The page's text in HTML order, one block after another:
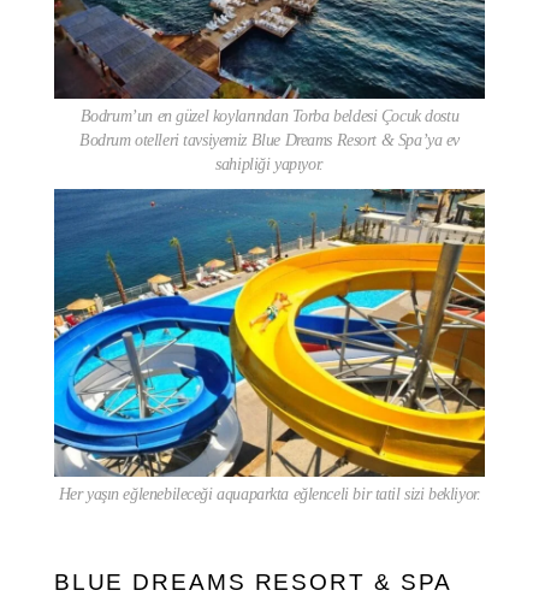
Bodrum’un en güzel koylarından Torba beldesi Çocuk dostu
Bodrum otelleri tavsiyemiz Blue Dreams Resort & Spa’ya ev
sahipliği yapıyor.
Her yaşın eğlenebileceği aquaparkta eğlenceli bir tatil sizi bekliyor.
BLUE DREAMS RESORT & SPA